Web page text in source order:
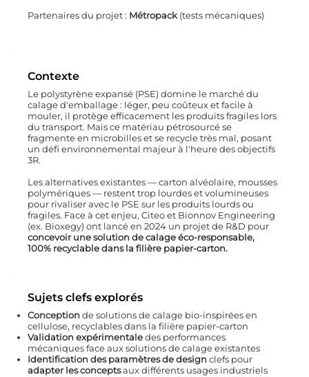
Contexte
Le polystyrène expansé (PSE) domine le marché du
calage d'emballage : léger, peu coûteux et facile à
mouler, il protège efficacement les produits fragiles lors
du transport. Mais ce matériau pétrosourcé se
fragmente en microbilles et se recycle très mal, posant
un défi environnemental majeur à l'heure des objectifs
3R.
Les alternatives existantes — carton alvéolaire, mousses
polymériques — restent trop lourdes et volumineuses
pour rivaliser avec le PSE sur les produits lourds ou
fragiles. Face à cet enjeu, Citeo et Bionnov Engineering
(ex. Bioxegy) ont lancé en 2024 un projet de R&D pour
concevoir une solution de calage éco-responsable,
100% recyclable dans la filière papier-carton.
Sujets clefs explorés
Conceptionde solutions de calage bio-inspirées en
cellulose, recyclables dans la filière papier-carton
Validation expérimentaledes performances
mécaniques face aux solutions de calage existantes
Identification des paramètres de designclefs pour
adapter les conceptsaux différents usages industriels
Partenaires du projet : Métropack(tests mécaniques)